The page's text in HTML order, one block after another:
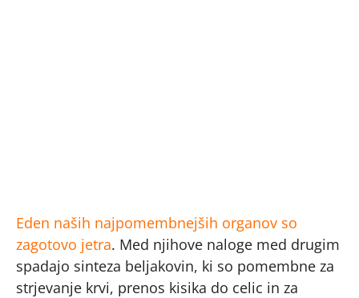
Eden naših najpomembnejših organov so
zagotovo jetra. Med njihove naloge med drugim
spadajo sinteza beljakovin, ki so pomembne za
strjevanje krvi, prenos kisika do celic in za